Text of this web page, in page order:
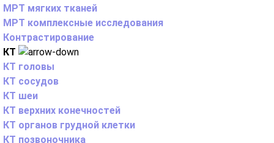
МРТ мягких тканей
МРТ комплексные исследования
Контрастирование
КТ
КТ головы
КТ сосудов
КТ шеи
КТ верхних конечностей
КТ органов грудной клетки
КТ позвоночника